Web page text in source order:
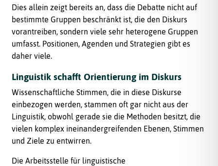
Dies allein zeigt bereits an, dass die Debatte nicht auf
bestimmte Gruppen beschränkt ist, die den Diskurs
vorantreiben, sondern viele sehr heterogene Gruppen
umfasst. Positionen, Agenden und Strategien gibt es
daher viele.
Linguistik schafft Orientierung im Diskurs
Wissenschaftliche Stimmen, die in diese Diskurse
einbezogen werden, stammen oft gar nicht aus der
Linguistik, obwohl gerade sie die Methoden besitzt, die
vielen komplex ineinandergreifenden Ebenen, Stimmen
und Ziele zu entwirren.
Die Arbeitsstelle für linguistische